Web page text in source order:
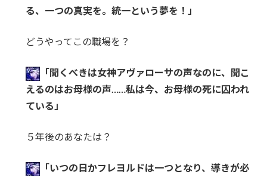
る、一つの真実を。統一という夢を！」
どうやってこの職場を？
「聞くべきは女神アヴァローサの声なのに、聞こ
えるのはお母様の声……私は今、お母様の死に囚われ
ている」
５年後のあなたは？
「いつの日かフレヨルドは一つとなり、導きが必